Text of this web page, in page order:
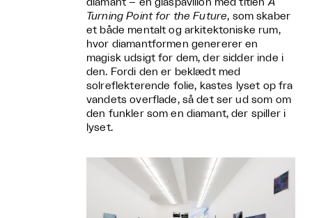
diamant – en glaspavillon med titlen A
Turning Point for the Future, som skaber
et både mentalt og arkitektoniske rum,
hvor diamantformen genererer en
magisk udsigt for dem, der sidder inde i
den. Fordi den er beklædt med
solreflekterende folie, kastes lyset op fra
vandets overflade, så det ser ud som om
den funkler som en diamant, der spiller i
lyset.